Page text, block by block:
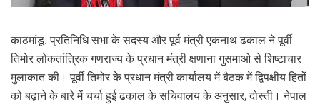
काठमांडू. प्रतिनिधि सभा के सदस्य और पूर्व मंत्री एकनाथ ढकाल ने पूर्वी
तिमोर लोकतांत्रिक गणराज्य के प्रधान मंत्री क्षणाना गुसमाओ से शिष्टाचार
मुलाकात की। पूर्वी तिमोर के प्रधान मंत्री कार्यालय में बैठक में द्विपक्षीय हितों
को बढ़ाने के बारे में चर्चा हुई ढकाल के सचिवालय के अनुसार, दोस्ती। नेपाल